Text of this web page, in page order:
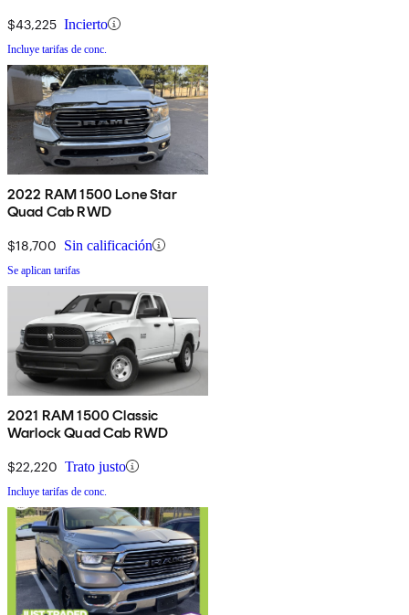
$43,225 Incierto
Incluye tarifas de conc.
2022 RAM 1500 Lone Star
Quad Cab RWD
$18,700 Sin calificación
Se aplican tarifas
2021 RAM 1500 Classic
Warlock Quad Cab RWD
$22,220 Trato justo
Incluye tarifas de conc.